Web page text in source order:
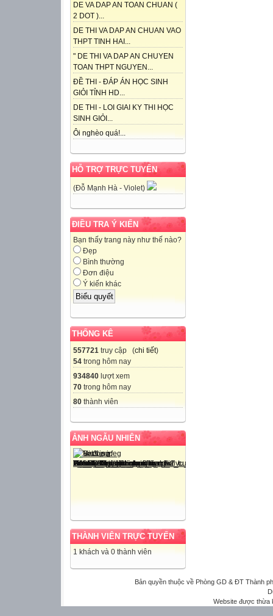
DE VA DAP AN TOAN CHUAN (
2 DOT )...
DE THI VA DAP AN CHUAN VAO
THPT TINH HAI...
" DE THI VA DAP AN CHUYEN
TOAN THPT NGUYEN...
ĐỀ THI - ĐÁP ÁN HỌC SINH
GIỎI TỈNH HD...
DE THI - LOI GIAI KY THI HỌC
SINH GIỎI...
Ôi nghèo quá!...
HỖ TRỢ TRỰC TUYẾN
(Đỗ Mạnh Hà - Violet)
ĐIỀU TRA Ý KIẾN
Bạn thấy trang này như thế nào?
Đẹp
Bình thường
Đơn điệu
Ý kiến khác
THỐNG KÊ
557721 truy cập (chi tiết)
54 trong hôm nay
934840 lượt xem
70 trong hôm nay
80 thành viên
ẢNH NGẪU NHIÊN
THÀNH VIÊN TRỰC TUYẾN
1 khách và 0 thành viên
Bản quyền thuộc về Phòng GD & ĐT Thành
Website được thừa